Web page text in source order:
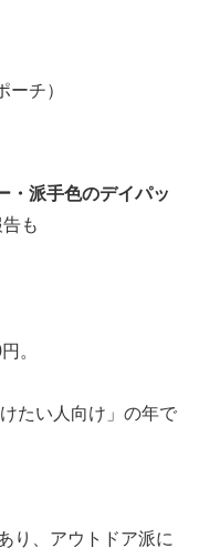
ーチ）
・派手色のデイパッ
も
。
たい人向け」の年で
り、アウトドア派に